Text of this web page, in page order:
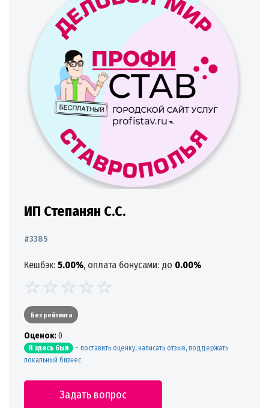
ИП Степанян С.С.
#3385
Кешбэк: 5.00%, оплата бонусами: до 0.00%
Без рейтинга
Oценок:0
Я здесь был - поставить оценку, написать отзыв, поддержать
локальный бизнес
Задать вопрос